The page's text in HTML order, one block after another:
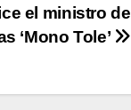
el ministro de
‘Mono Tole’